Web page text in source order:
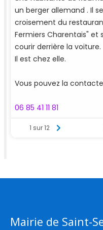
Mairie de Saint-